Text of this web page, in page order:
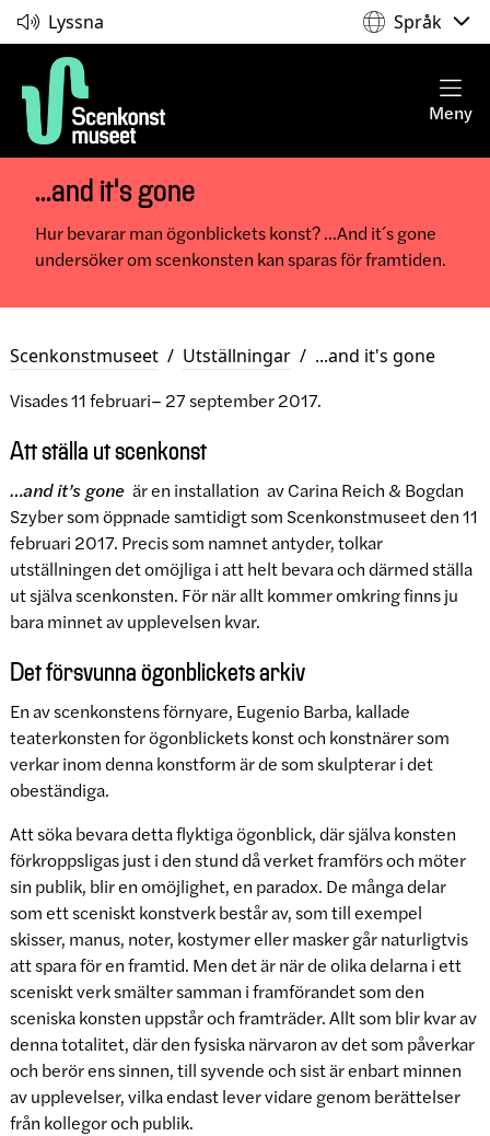
Lyssna Språk
Meny
...and it's gone
Hur bevarar man ögonblickets konst? ...And it´s gone
undersöker om scenkonsten kan sparas för framtiden.
Scenkonstmuseet / Utställningar / ...and it's gone
Visades 11 februari– 27 september 2017.
Att ställa ut scenkonst
…and it’s goneär en installation av Carina Reich & Bogdan
Szyber som öppnade samtidigt som Scenkonstmuseet den 11
februari 2017. Precis som namnet antyder, tolkar
utställningen det omöjliga i att helt bevara och därmed ställa
ut själva scenkonsten. För när allt kommer omkring finns ju
bara minnet av upplevelsen kvar.
Det försvunna ögonblickets arkiv
En av scenkonstens förnyare, Eugenio Barba, kallade
teaterkonsten for ögonblickets konst och konstnärer som
verkar inom denna konstform är de som skulpterar i det
obeständiga.
Att söka bevara detta flyktiga ögonblick, där själva konsten
förkroppsligas just i den stund då verket framförs och möter
sin publik, blir en omöjlighet, en paradox. De många delar
som ett sceniskt konstverk består av, som till exempel
skisser, manus, noter, kostymer eller masker går naturligtvis
att spara för en framtid. Men det är när de olika delarna i ett
sceniskt verk smälter samman i framförandet som den
sceniska konsten uppstår och framträder. Allt som blir kvar av
denna totalitet, där den fysiska närvaron av det som påverkar
och berör ens sinnen, till syvende och sist är enbart minnen
av upplevelser, vilka endast lever vidare genom berättelser
från kollegor och publik.